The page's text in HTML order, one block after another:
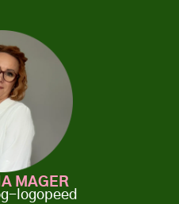
MAGER
logopeed